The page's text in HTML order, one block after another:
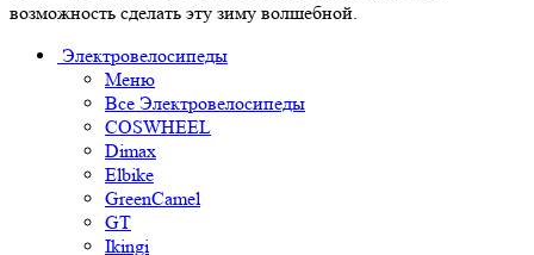
возможность сделать эту зиму волшебной.
Электровелосипеды
Меню
Все Электровелосипеды
COSWHEEL
Dimax
Elbike
GreenCamel
GT
Ikingi